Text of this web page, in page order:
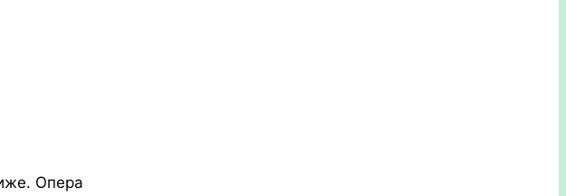
Опера